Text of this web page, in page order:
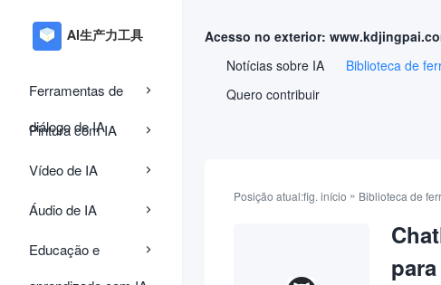
Ferramentas de
diálogo de IA
Pintura com IA
Vídeo de IA
Áudio de IA
Educação e
Acesso no exterior:
Notícias sobre IA
Biblioteca de
Quero contribuir
Posição atual:fig. início » Biblioteca de